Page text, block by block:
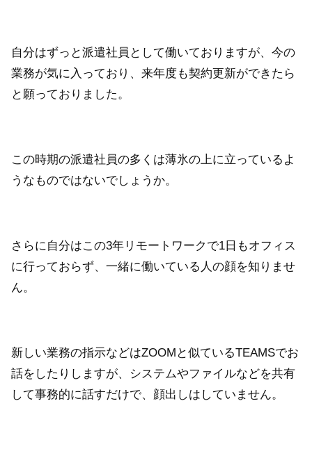
自分はずっと派遣社員として働いておりますが、今の
業務が気に入っており、来年度も契約更新ができたら
と願っておりました。
この時期の派遣社員の多くは薄氷の上に立っているよ
うなものではないでしょうか。
さらに自分はこの3年リモートワークで1日もオフィス
に行っておらず、一緒に働いている人の顔を知りませ
ん。
新しい業務の指示などはZOOMと似ているTEAMSでお
話をしたりしますが、システムやファイルなどを共有
して事務的に話すだけで、顔出しはしていません。